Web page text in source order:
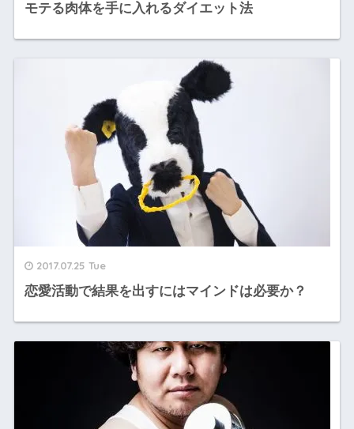
モテる肉体を手に入れるダイエット法
2017.07.25 Tue
恋愛活動で結果を出すにはマインドは必要か？